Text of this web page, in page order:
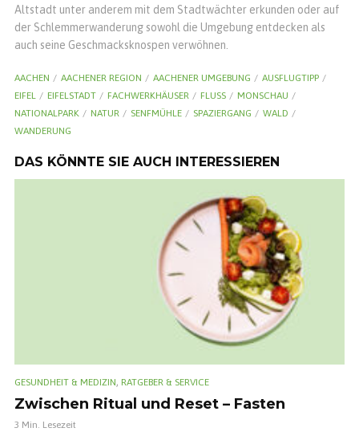
Altstadt unter anderem mit dem Stadtwächter erkunden oder auf
der Schlemmerwanderung sowohl die Umgebung entdecken als
auch seine Geschmacksknospen verwöhnen.
AACHEN AACHENER REGION AACHENER UMGEBUNG
AUSFLUGTIPP
EIFEL
EIFELSTADT FACHWERKHÄUSER FLUSS
MONSCHAU
NATIONALPARK
NATUR SENFMÜHLE SPAZIERGANG
WALD
WANDERUNG
DAS KÖNNTE SIE AUCH INTERESSIEREN
GESUNDHEIT & MEDIZIN, RATGEBER & SERVICE
Zwischen Ritual und Reset – Fasten
3 Min. Lesezeit